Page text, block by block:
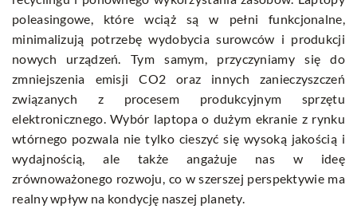
poleasingowe, które wciąż są w pełni funkcjonalne,
minimalizują potrzebę wydobycia surowców i produkcji
nowych urządzeń. Tym samym, przyczyniamy się do
zmniejszenia emisji CO2 oraz innych zanieczyszczeń
związanych z procesem produkcyjnym sprzętu
elektronicznego. Wybór laptopa o dużym ekranie z rynku
wtórnego pozwala nie tylko cieszyć się wysoką jakością i
wydajnością, ale także angażuje nas w ideę
zrównoważonego rozwoju, co w szerszej perspektywie ma
realny wpływ na kondycję naszej planety.